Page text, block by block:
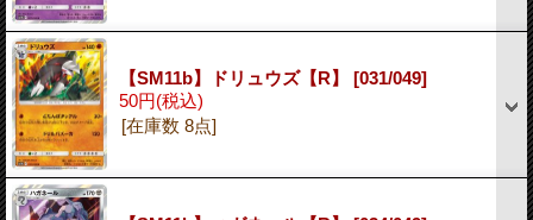
【SM11b】ドリュウズ【R】 [031/049]
50円(税込)
[在庫数 8点]